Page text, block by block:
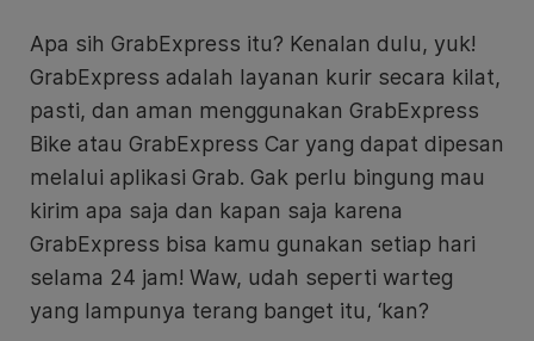
Apa sih GrabExpress itu? Kenalan dulu, yuk!
GrabExpress adalah layanan kurir secara kilat,
pasti, dan aman menggunakan GrabExpress
Bike atau GrabExpress Car yang dapat dipesan
melalui aplikasi Grab. Gak perlu bingung mau
kirim apa saja dan kapan saja karena
GrabExpress bisa kamu gunakan setiap hari
selama 24 jam! Waw, udah seperti warteg
yang lampunya terang banget itu, ‘kan?